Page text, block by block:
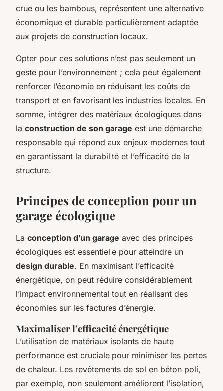
crue ou les bambous, représentent une alternative
économique et durable particulièrement adaptée
aux projets de construction locaux.
Opter pour ces solutions n’est pas seulement un
geste pour l’environnement ; cela peut également
renforcer l’économie en réduisant les coûts de
transport et en favorisant les industries locales. En
somme, intégrer des matériaux écologiques dans
la construction de son garage est une démarche
responsable qui répond aux enjeux modernes tout
en garantissant la durabilité et l’efficacité de la
structure.
Principes de conception pour un
garage écologique
La conception d’un garage avec des principes
écologiques est essentielle pour atteindre un
design durable. En maximisant l’efficacité
énergétique, on peut réduire considérablement
l’impact environnemental tout en réalisant des
économies sur les factures d’énergie.
Maximaliser l’efficacité énergétique
L’utilisation de matériaux isolants de haute
performance est cruciale pour minimiser les pertes
de chaleur. Les revêtements de sol en béton poli,
par exemple, non seulement améliorent l’isolation,